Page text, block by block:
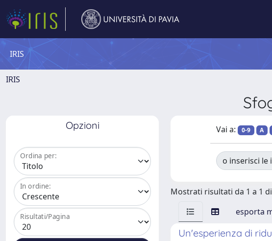
IRIS
IRIS
Opzioni
Ordina per:
In ordine:
Risultati/Pagina
Vai a: 0-9 A
o inserisci le
Mostrati risultati da 1 a 1 di
esporta
Un'esperienza di